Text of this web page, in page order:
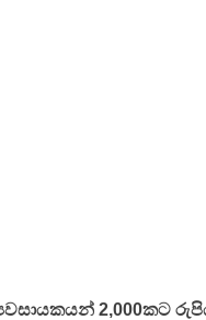
2,000කට